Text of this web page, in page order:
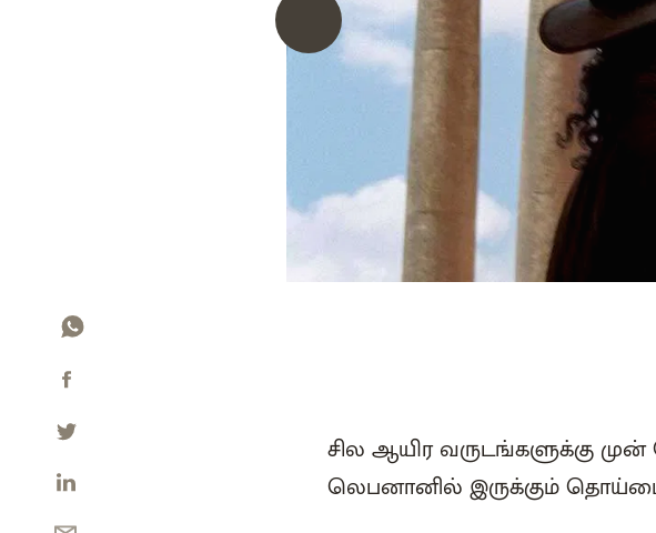
சில ஆயிர வருடங்களுக்கு
லெபனானில் இருக்கும்